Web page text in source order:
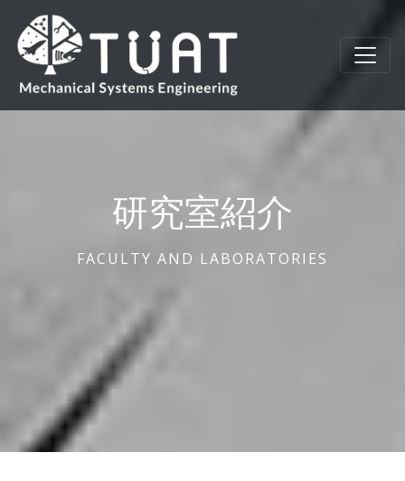
研究室紹介
FACULTY AND LABORATORIES